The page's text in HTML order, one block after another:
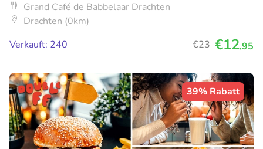
Grand Café de Babbelaar Drachten
Drachten (0km)
Verkauft: 240
€23 €12,95
39% Rabatt